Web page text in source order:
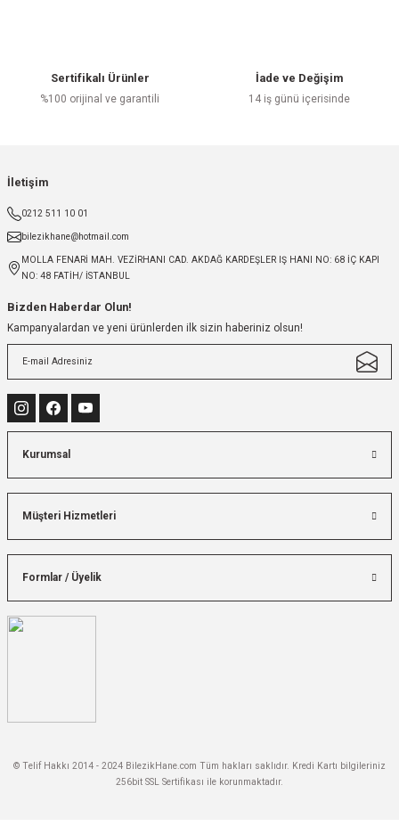
Sertifikalı Ürünler
%100 orijinal ve garantili
İade ve Değişim
14 iş günü içerisinde
İletişim
0212 511 10 01
bilezikhane@hotmail.com
MOLLA FENARİ MAH. VEZİRHANI CAD. AKDAĞ KARDEŞLER IŞ HANI NO: 68 İÇ KAPI
NO: 48 FATİH/ İSTANBUL
Bizden Haberdar Olun!
Kampanyalardan ve yeni ürünlerden ilk sizin haberiniz olsun!
Kurumsal
Müşteri Hizmetleri
Formlar / Üyelik
© Telif Hakkı 2014 - 2024 BilezikHane.com Tüm hakları saklıdır. Kredi Kartı bilgileriniz
256bit SSL Sertifikası ile korunmaktadır.